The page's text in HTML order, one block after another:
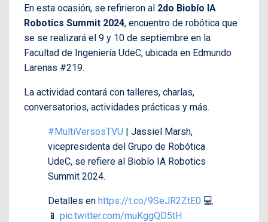
En esta ocasión, se refirieron al 2do Biobío IA
Robotics Summit 2024, encuentro de robótica que
se se realizará el 9 y 10 de septiembre en la
Facultad de Ingeniería UdeC, ubicada en Edmundo
Larenas #219.
La actividad contará con talleres, charlas,
conversatorios, actividades prácticas y más.
#MultiVersosTVU | Jassiel Marsh,
vicepresidenta del Grupo de Robótica
UdeC, se refiere al Biobío IA Robotics
Summit 2024.
Detalles en https://t.co/9SeJR2ZtE0 💻
📱 pic.twitter.com/muKggQD5tH